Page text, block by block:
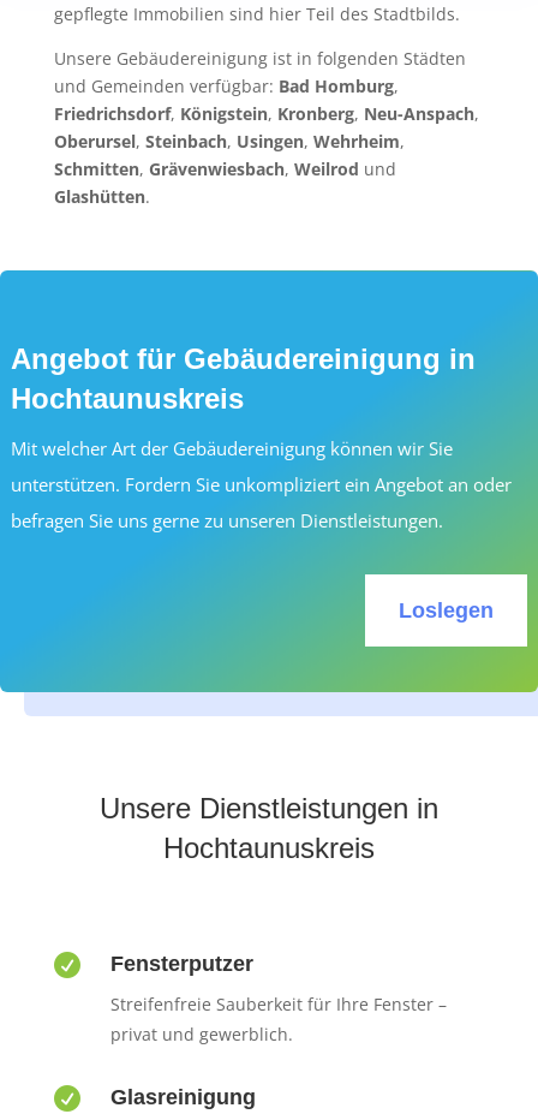
gepflegte Immobilien sind hier Teil des Stadtbilds.
Unsere Gebäudereinigung ist in folgenden Städten
und Gemeinden verfügbar: Bad Homburg,
Friedrichsdorf, Königstein, Kronberg, Neu-Anspach,
Oberursel, Steinbach, Usingen, Wehrheim,
Schmitten, Grävenwiesbach, Weilrod und
Glashütten.
Angebot für Gebäudereinigung in
Hochtaunuskreis
Mit welcher Art der Gebäudereinigung können wir Sie
unterstützen. Fordern Sie unkompliziert ein Angebot an oder
befragen Sie uns gerne zu unseren Dienstleistungen.
Loslegen
Unsere Dienstleistungen in
Hochtaunuskreis
 Fensterputzer
Streifenfreie Sauberkeit für Ihre Fenster –
privat und gewerblich.
 Glasreinigung